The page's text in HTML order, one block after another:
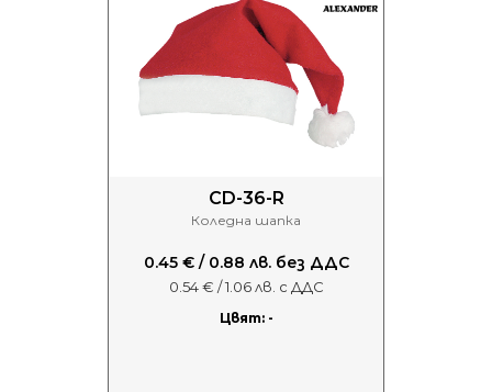
CD-36-R
Коледна шапка
0.45 € / 0.88 лв. без ДДС
0.54 € / 1.06 лв. с ДДС
Цвят: -